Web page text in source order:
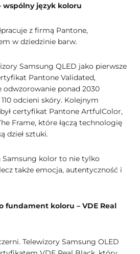
wspólny język koloru
z firmą Pantone,
w dziedzinie barw.
Samsung QLED jako pierwsze
Pantone Validated,
ponad 2030
odcieni skóry. Kolejnym
certyfikat Pantone ArtfulColor,
Frame, które łączą technologię
dzieł sztuki.
Samsung kolor to nie tylko
także emocja, autentyczność i
fundament koloru – VDE Real
Telewizory Samsung OLED